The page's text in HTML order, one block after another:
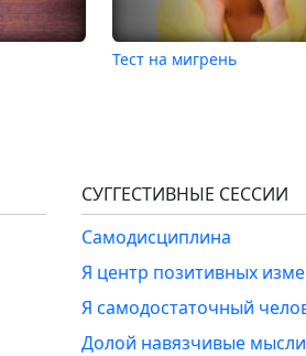
Тест на мигрень
СУГГЕСТИВНЫЕ СЕССИИ
Самодисциплина
Я центр позитивных
Я самодостаточный
Долой навязчивые мысли